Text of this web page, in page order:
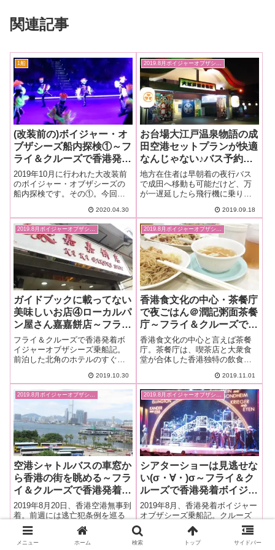
関連記事
1船
(改装前の)ボイジャー・オ
ブザシーズ船内探検①～フ
ライ＆クルーズで香港発着
ボイジャー・オブザシーズ
乗船記ー2019.8月・番外編
1
2019年10月に行われた大改装前
のボイジャー・オブザシーズの
船内探検です。その①。今回
2020.04.30
お台場大江戸温泉物語の成
田空港セットプランが快適
なんじゃない♪バス予約～
フライ＆クルーズで香港発
着ボイジャー・オブザシー
ズ乗船記ー2019.8月・準備
地方在住者は早朝着の夜行バス
で成田へ移動も可能だけど、万
が一遅延したら飛行機に乗り遅
は勿体ない...。お台場大江戸温
泉物語の成田空港セットプラン
なら宿泊費を節約できて快適？
で、東京シャトルを予約してみ
ました。
2019.09.18
ガイドブックに載ってない
美味しいお店④ローカルパ
ン屋さん嘉嘉餅店～フライ
＆クルーズで香港発着ボイ
ジャー・オブザシーズ乗船
記ー2019.8月・本編2-8
フライ＆クルーズで香港発着ボ
イジャーオブザシーズ乗船記。
前泊した北角のホテルのすぐ近
っても美味しいパン屋さんがあ
りました。香港名物でもあるエ
ッグタルトとパンデロが人気・
ガイドブックに載ってない美味
しいお店④
2019.10.30
香港食文化の中心・茶餐庁
で夜ごはん＠潤記粥面茶餐
庁～フライ＆クルーズで香
港発着ボイジャー・オブザ
シーズ乗船記ー2019.8月・
本編2-9
香港食文化の中心と言えば茶餐
庁。茶餐庁は、喫茶店と大衆食
堂が合体した香港独特の飲食店
験する事ができます。クルーズ
前夜の夜ごはんは、ホテル近く
のローカルなお店、潤記粥面茶
餐庁に行きました。
2019.11.01
空港シャトルバスの車窓か
ら香港の街を眺める～フラ
イ＆クルーズで香港発着ボ
イジャー・オブザシーズ乗
船記ー2019.8月・本編2-3
2019年8月20日、香港空港無事到
着。前週には逃亡犯条例を巡る
デモで空港施設の閉鎖や発着便
の欠航などありました。その時
の様子や、警察との衝突は衝撃
シアターショーは見逃せな
い(σ・∀・)σ～フライ＆ク
ルーズで香港発着ボイジャ
ー・オブザシーズ乗船記ー
2019.8月・本編3-11
2019年8月、香港発着ボイジャー
オブザシーズ乗船記。クルーズ
旅行の料金には、移動・宿泊(客
室)・食事・娯楽が全て含まれて
いるのでとってもお得♪と言われ
2019.12.02
メニュー ホーム 検索 トップ サイドバー